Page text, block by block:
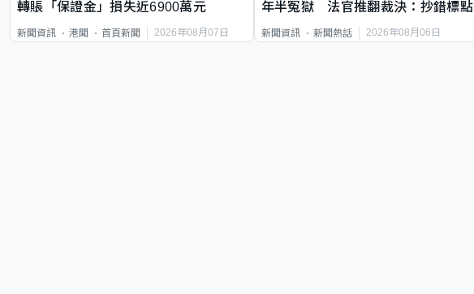
轉賬「保證金」損失近6900萬元
新聞資訊 港聞 首頁新聞 2026年08月07日
年半冤獄 法官推翻裁決：抄錯標點
新聞資訊 新聞熱話 2026年08月06日